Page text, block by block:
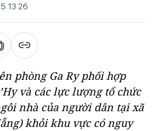
13:26
phòng Ga Ry phối hợp
và các lực lượng tổ chức
nhà của người dân tại xã
khỏi khu vực có nguy